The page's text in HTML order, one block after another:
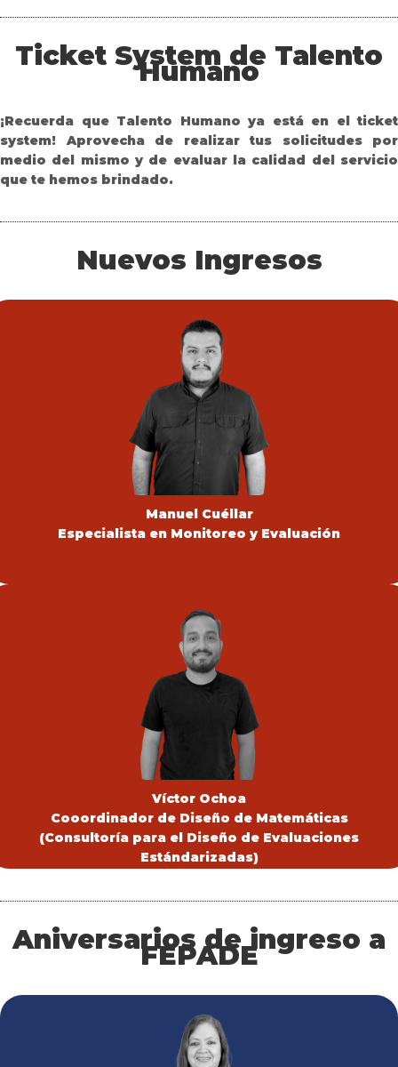
Ticket System de Talento
Humano
¡Recuerda que Talento Humano ya está en el ticket
system! Aprovecha de realizar tus solicitudes por
medio del mismo y de evaluar la calidad del servicio
que te hemos brindado.
Nuevos Ingresos
Manuel Cuéllar
Especialista en Monitoreo y Evaluación
Víctor Ochoa
Cooordinador de Diseño de Matemáticas
(Consultoría para el Diseño de Evaluaciones
Estándarizadas)
Aniversarios de ingreso a
FEPADE